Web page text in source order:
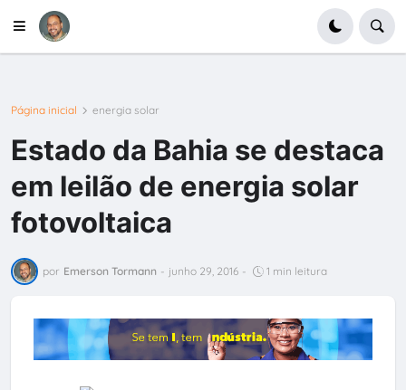
Página inicial energia solar
Estado da Bahia se destaca
em leilão de energia solar
fotovoltaica
por Emerson Tormann - junho 29, 2016 - 1 min leitura